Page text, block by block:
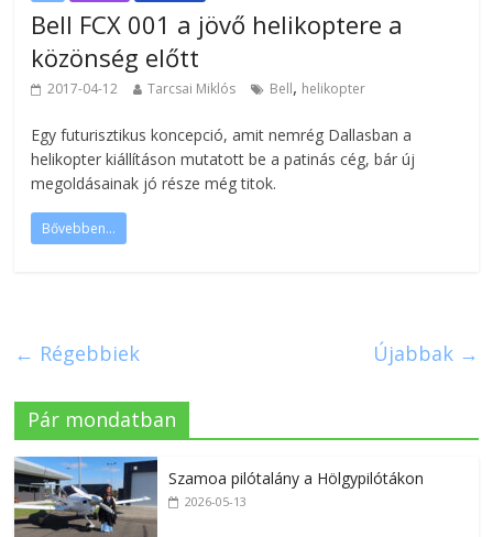
Bell FCX 001 a jövő helikoptere a
közönség előtt
2017-04-12 Tarcsai Miklós Bell, helikopter
Egy futurisztikus koncepció, amit nemrég Dallasban a
helikopter kiállításon mutatott be a patinás cég, bár új
megoldásainak jó része még titok.
Bővebben...
← Régebbiek Újabbak →
Pár mondatban
Szamoa pilótalány a Hölgypilótákon
2026-05-13